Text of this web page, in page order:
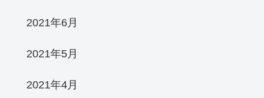
2021年6月
2021年5月
2021年4月